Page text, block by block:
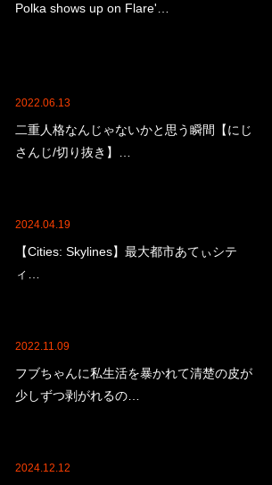
Polka shows up on Flare'…
2022.06.13
二重人格なんじゃないかと思う瞬間【にじ
さんじ/切り抜き】…
2024.04.19
【Cities: Skylines】最大都市あてぃシテ
ィ…
2022.11.09
フブちゃんに私生活を暴かれて清楚の皮が
少しずつ剥がれるの…
2024.12.12